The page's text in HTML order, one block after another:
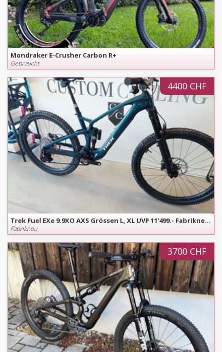
Mondraker E-Crusher Carbon R+
Gebraucht
4400 CHF
Trek Fuel EXe 9.9XO AXS Grössen L, XL UVP 11'499.- Fabrikneu Modell
Fabrikneu
3700 CHF